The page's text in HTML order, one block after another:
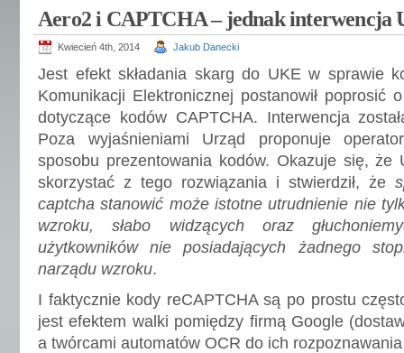
Aero2 i CAPTCHA – jednak interwencja
Kwiecień 4th, 2014 Jakub Danecki
Jest efekt składania skarg do UKE w sprawie
Komunikacji Elektronicznej postanowił poprosić
dotyczące kodów CAPTCHA. Interwencja
Poza wyjaśnieniami Urząd proponuje
sposobu prezentowania kodów. Okazuje się, że
skorzystać z tego rozwiązania i stwierdził, że
captcha stanowić może istotne utrudnienie nie
wzroku, słabo widzących oraz
użytkowników nie posiadających żadnego
narządu wzroku.
I faktycznie kody reCAPTCHA są po prostu
jest efektem walki pomiędzy firmą Google
a twórcami automatów OCR do ich